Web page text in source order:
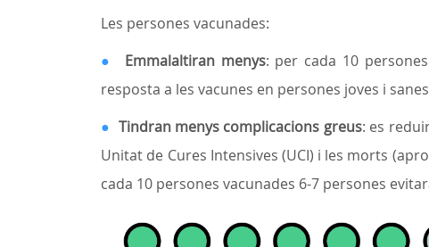
Les persones vacunades:
● Emmalaltiran menys: per cada 10
resposta a les vacunes en persones joves i
● Tindran menys complicacions greus: es
Unitat de Cures Intensives (UCI) i les morts
cada 10 persones vacunades 6-7 persones